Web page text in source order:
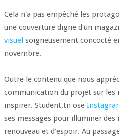
Cela n'a pas empêché les
une couverture digne d'un
visuel soigneusement concocté
novembre.
Outre le contenu que nous
communication du projet sur les
inspirer. Student.tn ose
ses messages pour illuminer
renouveau et d'espoir. Au